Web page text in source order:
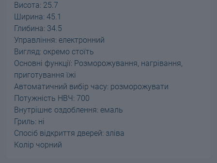
Висота: 25.7
Ширина: 45.1
Глибина: 34.5
Управління: електронний
Вигляд: окремо стоїть
Основні функції: Розморожування, нагрівання,
приготування їжі
Автоматичний вибір часу: розморожувати
Потужність НВЧ: 700
Внутрішнє оздоблення: емаль
Гриль: ні
Спосіб відкриття дверей: зліва
Колір чорний